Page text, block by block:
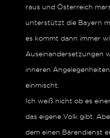
raus und Österreich
unterstützt die Bayern
es kommt dann immer
Auseinandersetzungen
inneren
einmischt.
Ich weiß nicht ob es
das eigene Volk gibt.
dem einen Bärendienst